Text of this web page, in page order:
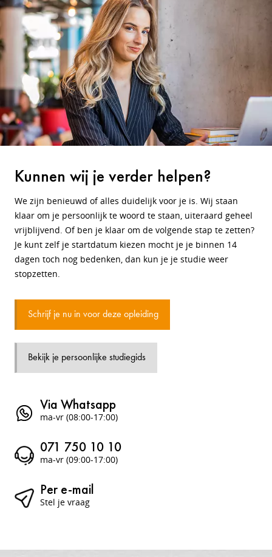
Kunnen wij je verder helpen?
We zijn benieuwd of alles duidelijk voor je is. Wij staan
klaar om je persoonlijk te woord te staan, uiteraard geheel
vrijblijvend. Of ben je klaar om de volgende stap te zetten?
Je kunt zelf je startdatum kiezen mocht je je binnen 14
dagen toch nog bedenken, dan kun je je studie weer
stopzetten.
Schrijf je nu in voor deze opleiding
Bekijk je persoonlijke studiegids
Via Whatsapp
ma-vr (08:00-17:00)
071 750 10 10
ma-vr (09:00-17:00)
Per e-mail
Stel je vraag